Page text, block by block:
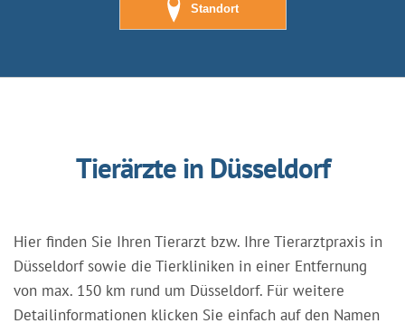
Standort
Tierärzte in Düsseldorf
Hier finden Sie Ihren Tierarzt bzw. Ihre Tierarztpraxis in
Düsseldorf sowie die Tierkliniken in einer Entfernung
von max. 150 km rund um Düsseldorf. Für weitere
Detailinformationen klicken Sie einfach auf den Namen